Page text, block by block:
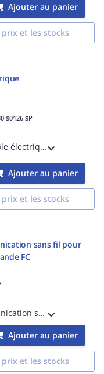
Ajouter au panier
et les stocks
$0126 $P
Boîtier de contrôle électrique 230V
Ajouter au panier
et les stocks
sans fil pour
FC
Unité de communication sans fil pour boitier de commande FC, Bluetooth
Ajouter au panier
et les stocks